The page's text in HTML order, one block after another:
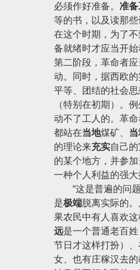
必须作好准备。 准
等的书，以及读那些
在这个时期，为了
备就绪时才应当开
第二阶段，革命者应
动。同时，据西欧
平等、团结的社会
（特别在初期）。
动不了工人的。革
都站在当地煤矿、
的理论来充实自己
的某个地方，并参
一种个人利益的强大
“这是普遍的问题
是极端脱离实际的
果农民中有人喜欢
远是一个普通老百
节日才这样打扮）
女、也有庄稼汉去